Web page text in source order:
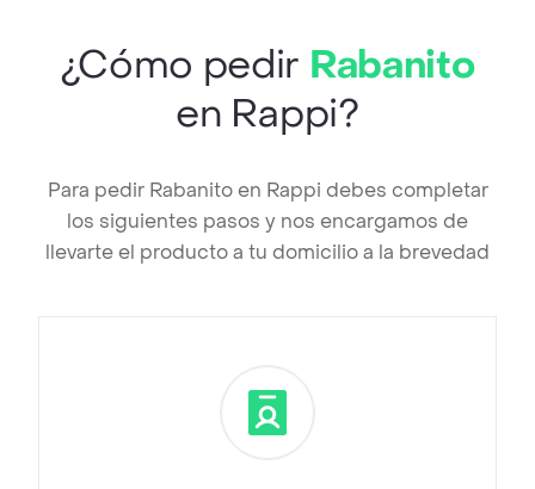
¿Cómo pedir Rabanito
en Rappi?
Para pedir Rabanito en Rappi debes completar
los siguientes pasos y nos encargamos de
llevarte el producto a tu domicilio a la brevedad